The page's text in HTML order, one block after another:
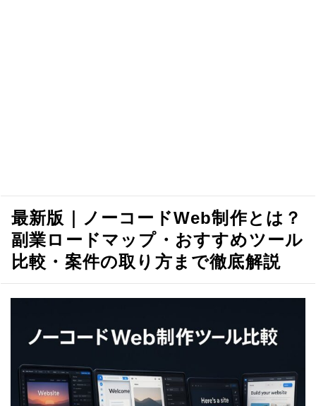
最新版｜ノーコードWeb制作とは？
副業ロードマップ・おすすめツール
比較・案件の取り方まで徹底解説